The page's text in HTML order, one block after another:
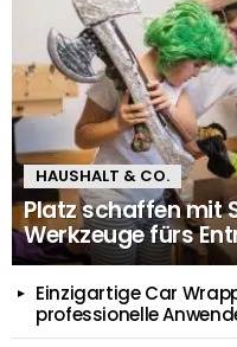
HAUSHALT & CO.
Platz schaffen mit
Werkzeuge fürs
Einzigartige Car
professionelle